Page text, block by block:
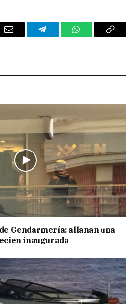
Email TelegramWhatsAppCopy
Gendarmería: allanan una
inaugurada